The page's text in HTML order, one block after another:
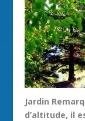
Jardin
d’altitude, il